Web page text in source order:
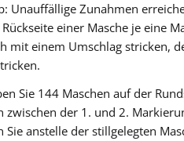
Unauffällige Zunahmen
einer Masche je eine
mit einem Umschlag stricken,
Sie 144 Maschen auf der
zwischen der 1. und 2.
Sie anstelle der stillgelegten